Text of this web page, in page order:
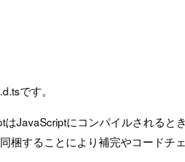
です。
JavaScriptにコンパイルされる
することにより補完やコードチ